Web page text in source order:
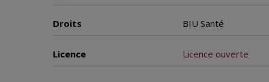
Droits BIU Santé
Licence Licence ouverte